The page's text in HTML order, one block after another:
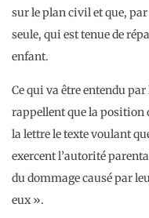
sur le plan civil et que, par
seule, qui est tenue de
enfant.
Ce qui va être entendu
rappellent que la position
la lettre le texte voulant
exercent l’autorité
du dommage causé par
eux ».